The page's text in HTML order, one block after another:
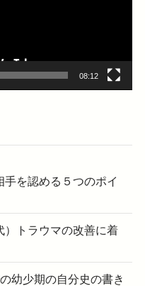
08:12
を認める５つのポイ
）トラウマの改善に着
幼少期の自分史の書き